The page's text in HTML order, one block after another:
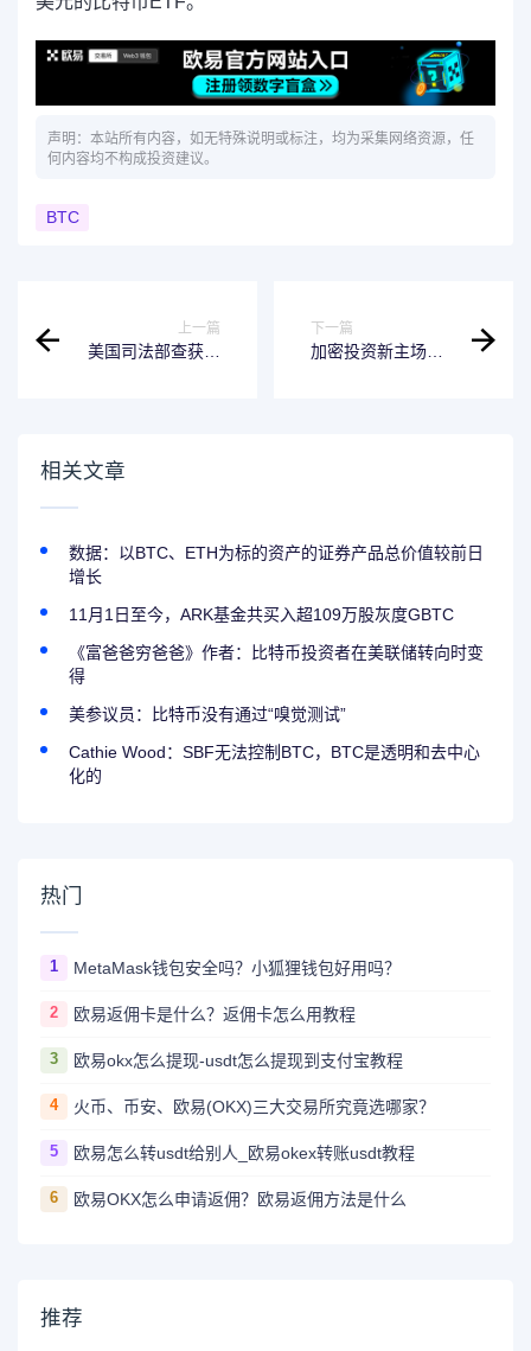
声明：本站所有内容，如无特殊说明或标注，均为采集网络资源，任
何内容均不构成投资建议。
BTC
上一篇
美国司法部查获超
下一篇
加密投资新主场！
相关文章
数据：以BTC、ETH为标的资产的证券产品总价值较前日
增长
11月1日至今，ARK基金共买入超109万股灰度GBTC
《富爸爸穷爸爸》作者：比特币投资者在美联储转向时变
得
美参议员：比特币没有通过“嗅觉测试”
Cathie Wood：SBF无法控制BTC，BTC是透明和去中心
化的
热门
1 MetaMask钱包安全吗？小狐狸钱包好用吗？
2 欧易返佣卡是什么？返佣卡怎么用教程
3 欧易okx怎么提现-usdt怎么提现到支付宝教程
4 火币、币安、欧易(OKX)三大交易所究竟选哪家？
5 欧易怎么转usdt给别人_欧易okex转账usdt教程
6 欧易OKX怎么申请返佣？欧易返佣方法是什么
推荐